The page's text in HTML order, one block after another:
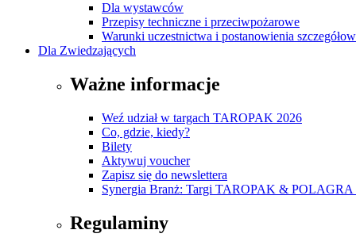
Dla wystawców
Przepisy techniczne i przeciwpożarowe
Warunki uczestnictwa i postanowienia
Dla Zwiedzających
Ważne informacje
Weź udział w targach TAROPAK 2026
Co, gdzie, kiedy?
Bilety
Aktywuj voucher
Zapisz się do newslettera
Synergia Branż: Targi TAROPAK & POLAGRA
Regulaminy